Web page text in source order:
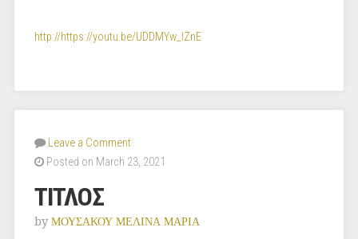
http://https://youtu.be/UDDMYw_IZnE
Leave a Comment
Posted on March 23, 2021
ΤΙΤΛΟΣ
by ΜΟΥΣΑΚΟΥ ΜΕΛΙΝΑ ΜΑΡΙΑ